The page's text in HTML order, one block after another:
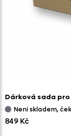
Dárková sada
Není skladem,
849 Kč